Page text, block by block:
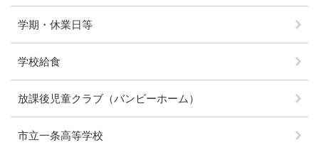
学期・休業日等
学校給食
放課後児童クラブ（バンビーホーム）
市立一条高等学校